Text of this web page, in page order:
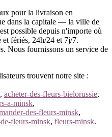
pour la livraison en
dans la capitale — la ville de
possible depuis n'importe où
et fériés, 24h/24 et 7j/7.
Nous fournissons un service de
trouvent notre site :
, acheter-des-fleurs-bielorussie,
a-minsk,
des-fleurs-minsk,
fleurs-minsk, fleurs-minsk.